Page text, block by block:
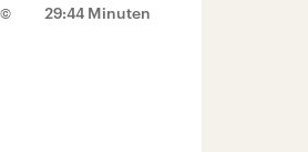
29:44 Minuten
©